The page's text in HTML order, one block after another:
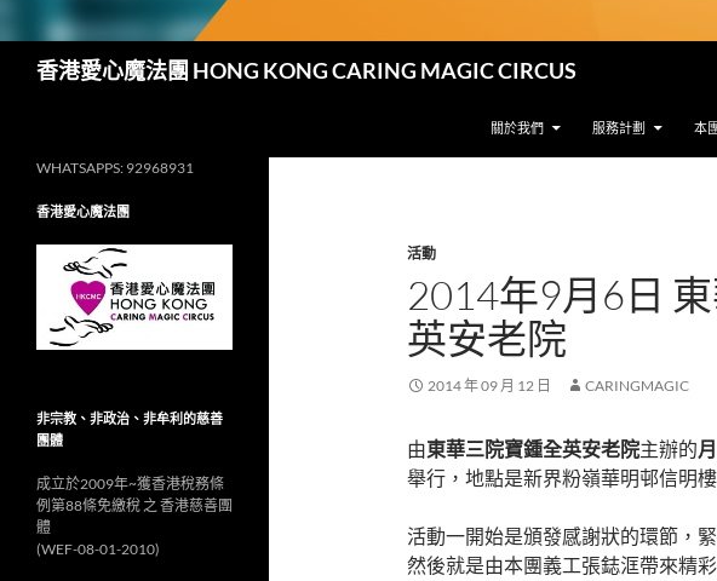
香港愛心魔法團 HONG KONG CARING MAGIC CIRCUS
關於我們 服務計劃 本
活動
2014年9月6日
英安老院
2014 年 09 月 12 日 CARINGMAGIC
由東華三院寶鍾全英安老院主辦的
舉行，地點是新界粉嶺華明邨信明樓
活動一開始是頒發感謝狀的環節，
然後就是由本團義工張鋕洭帶來精
WHATSAPPS: 92968931
香港愛心魔法團
非宗教、非政治、非牟利的慈善
團體
成立於2009年~獲香港稅務條
例第88條免繳稅 之 香港慈善團
體
(WEF-08-01-2010)